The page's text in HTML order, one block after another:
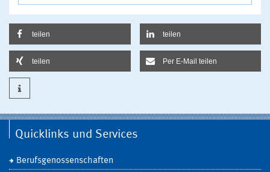
teilen teilen
teilen Per E-Mail teilen
Quicklinks und Services
Berufsgenossenschaften